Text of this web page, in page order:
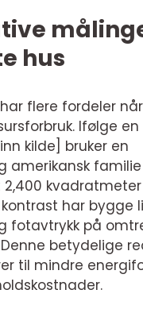
hus
flere fordeler
Ifølge
kilde] bruker en
amerikansk
har bygge
fotavtrykk på
betydelige
til mindre